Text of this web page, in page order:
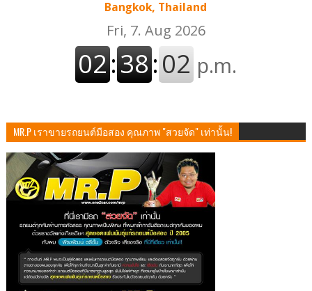
Bangkok, Thailand
MR.P เราขายรถยนต์มือสอง คุณภาพ "สวยจัด" เท่านั้น!